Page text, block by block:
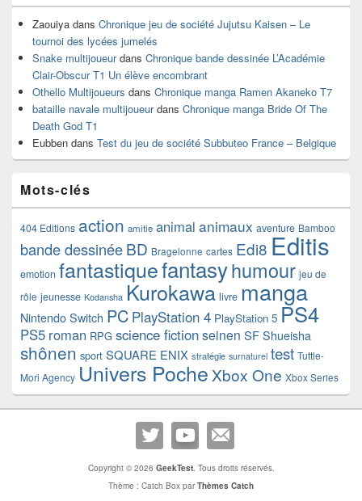
Zaouiya dans Chronique jeu de société Jujutsu Kaisen – Le
tournoi des lycées jumelés
Snake multijoueurdans Chronique bande dessinée L’Académie
Clair-Obscur T1 Un élève encombrant
Othello Multijoueurs dans Chronique manga Ramen Akaneko T7
bataille navale multijoueurdans Chronique manga Bride Of The
Death God T1
Eubben dans Test du jeu de société Subbuteo France – Belgique
Mots-clés
404 Editions action amitie animal animaux aventure Bamboo
bande dessinéeBD Bragelonne cartes Edi8 Editis
emotion fantastiquefantasyhumour jeu de
rôle jeunesse Kodansha Kurokawa livre manga
Nintendo Switch PC PlayStation 4 PlayStation 5 PS4
PS5 roman RPG science fictionseinen SF Shueisha
shônen sport SQUARE ENIX stratégie surnaturel test Tuttle-
Mori Agency Univers Poche Xbox One Xbox Series
Copyright © 2026 GeekTest. Tous droits réservés.
Thème : Catch Box parThèmes Catch